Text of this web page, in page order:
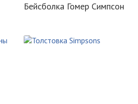
Бейсболка Гомер Симпсон